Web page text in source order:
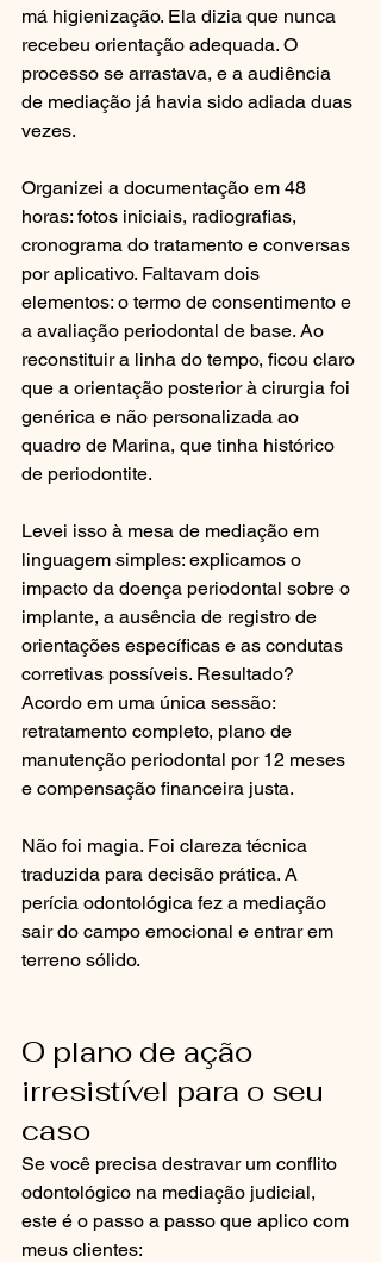
má higienização. Ela dizia que nunca
recebeu orientação adequada. O
processo se arrastava, e a audiência
de mediação já havia sido adiada duas
vezes.
Organizei a documentação em 48
horas: fotos iniciais, radiografias,
cronograma do tratamento e conversas
por aplicativo. Faltavam dois
elementos: o termo de consentimento e
a avaliação periodontal de base. Ao
reconstituir a linha do tempo, ficou claro
que a orientação posterior à cirurgia foi
genérica e não personalizada ao
quadro de Marina, que tinha histórico
de periodontite.
Levei isso à mesa de mediação em
linguagem simples: explicamos o
impacto da doença periodontal sobre o
implante, a ausência de registro de
orientações específicas e as condutas
corretivas possíveis. Resultado?
Acordo em uma única sessão:
retratamento completo, plano de
manutenção periodontal por 12 meses
e compensação financeira justa.
Não foi magia. Foi clareza técnica
traduzida para decisão prática. A
perícia odontológica fez a mediação
sair do campo emocional e entrar em
terreno sólido.
O plano de ação
irresistível para o seu
caso
Se você precisa destravar um conflito
odontológico na mediação judicial,
este é o passo a passo que aplico com
meus clientes: